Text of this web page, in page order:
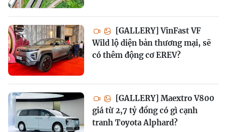
[GALLERY] VinFast VF
Wild lộ diện bản thương mại, sẽ
có thêm động cơ EREV?
[GALLERY] Maextro V800
giá từ 2,7 tỷ đồng có gì cạnh
tranh Toyota Alphard?